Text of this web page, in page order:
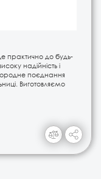
практично до будь-
надійність і
поєднання
Виготовляємо